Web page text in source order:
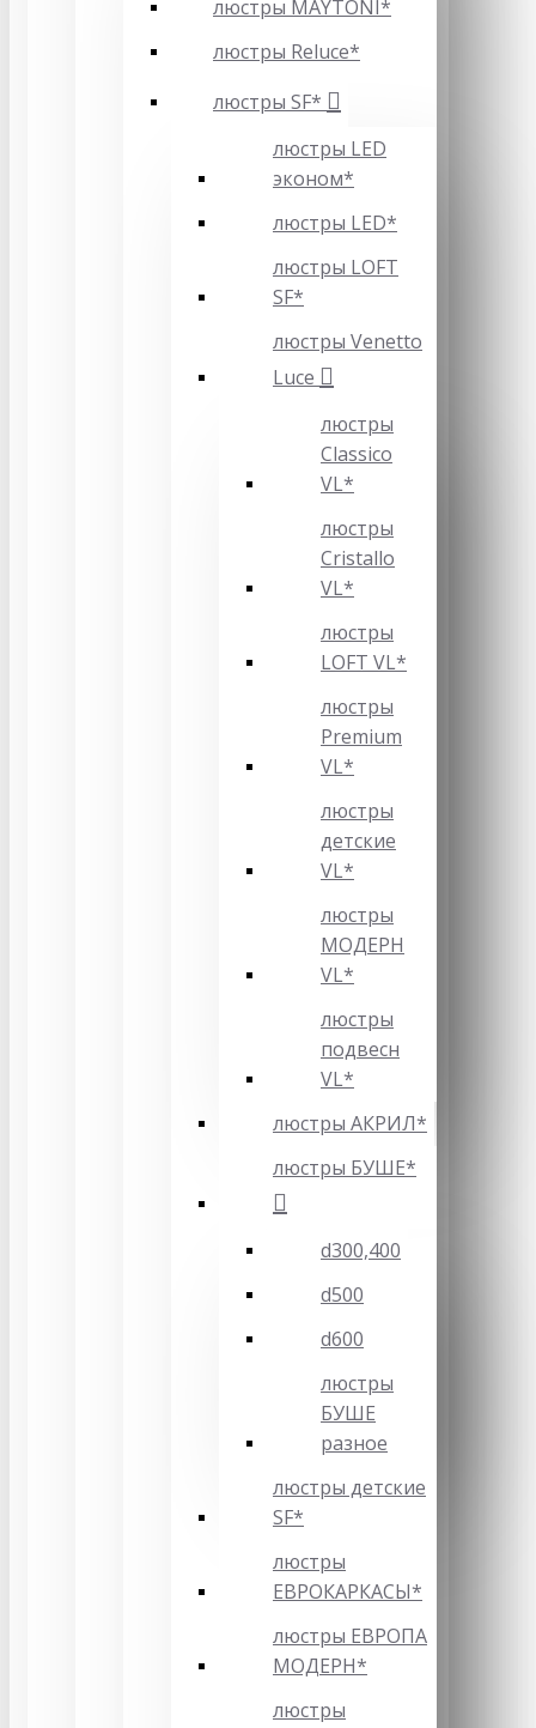
люстры MAYTONI*
люстры Reluce*
люстры SF*
люстры LED
эконом*
люстры LED*
люстры LOFT
SF*
люстры Venetto
Luce
люстры
Classico
VL*
люстры
Cristallo
VL*
люстры
LOFT VL*
люстры
Premium
VL*
люстры
детские
VL*
люстры
МОДЕРН
VL*
люстры
подвесн
VL*
люстры АКРИЛ*
люстры БУШЕ*
d300,400
d500
d600
люстры
БУШЕ
разное
люстры детские
SF*
люстры
ЕВРОКАРКАСЫ*
люстры ЕВРОПА
МОДЕРН*
люстры